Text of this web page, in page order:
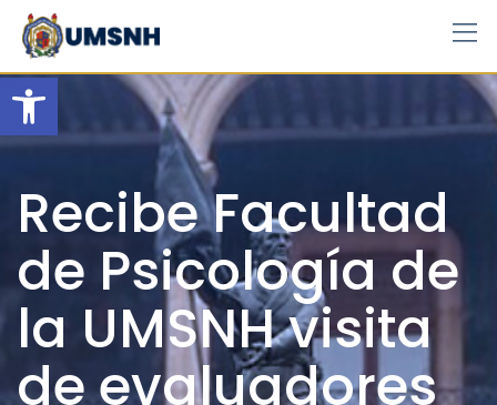
Open toolbar
Skip
content
Recibe Facultad
de Psicología de
la UMSNH visita
de evaluadores